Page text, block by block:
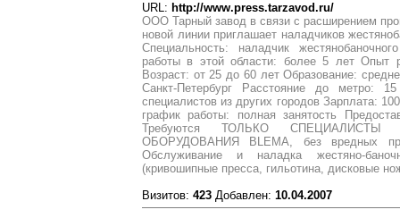
URL: http://www.press.tarzavod.ru/
ООО Тарный завод в связи с расширением
новой линии приглашает наладчиков
Специальность: наладчик
работы в этой области: более 5 лет Опыт
Возраст: от 25 до 60 лет Образование:
Санкт-Петербург Расстояние до метро:
специалистов из других городов Зарплата:
график работы: полная занятость
Требуются ТОЛЬКО
ОБОРУДОВАНИЯ BLEMA, без вредных
Обслуживание и наладка жестяно-
(кривошипные пресса, гильотина, дисковые
Визитов: 423 Добавлен: 10.04.2007